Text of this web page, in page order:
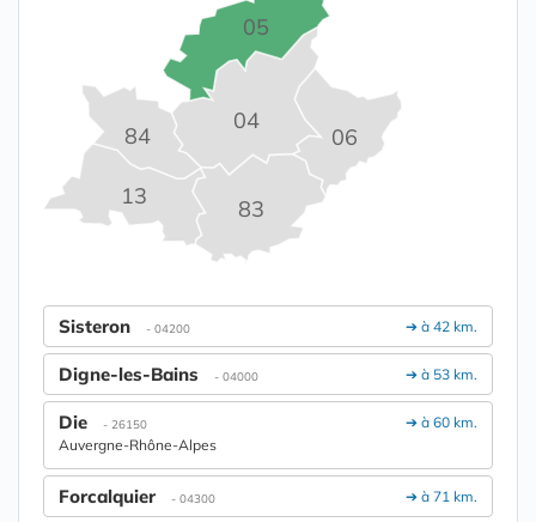
04
05
06
13 83
84
➔ à 42 km.
Sisteron - 04200
➔ à 53 km.
Digne-les-Bains - 04000
➔ à 60 km.
Die - 26150
Auvergne-Rhône-Alpes
➔ à 71 km.
Forcalquier - 04300